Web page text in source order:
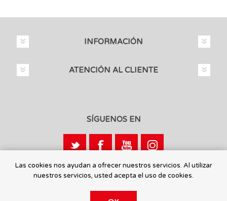
INFORMACIÓN
ATENCIÓN AL CLIENTE
SÍGUENOS EN
Calle León, 1 - 03440 Ibi, Alicante
Las cookies nos ayudan a ofrecer nuestros servicios. Al utilizar
nuestros servicios, usted acepta el uso de cookies.